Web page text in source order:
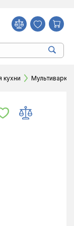
кухни Мультиварки